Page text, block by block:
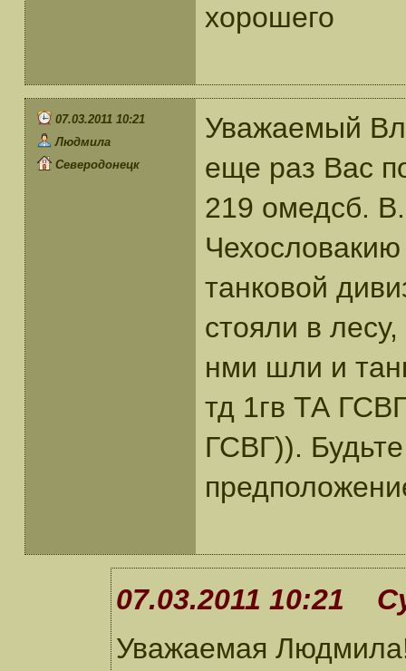
хорошего
07.03.2011 10:21
Людмила
Северодонецк
Уважаемый
еще раз Вас
219 омедсб.
танковой
стояли в
нми шли и
тд 1гв ТА
ГСВГ)).
07.03.2011 10:21
Уважаемая